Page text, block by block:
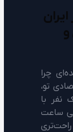
و
چرا
تو،
نفر با
ساعت